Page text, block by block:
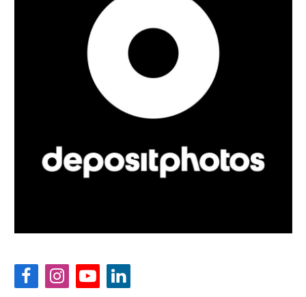
FacebookInstagramYouTubeLinkedIn